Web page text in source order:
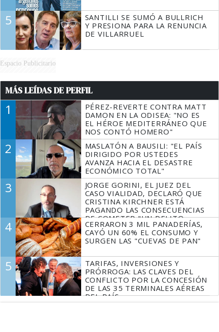
5
SANTILLI SE SUMÓ A BULLRICH
Y PRESIONA PARA LA RENUNCIA
DE VILLARRUEL
Espacio Publicitario
MÁS LEÍDAS DE PERFIL
1
PÉREZ-REVERTE CONTRA MATT
DAMON EN LA ODISEA: "NO ES
EL HÉROE MEDITERRÁNEO QUE
NOS CONTÓ HOMERO"
2
MASLATÓN A BAUSILI: "EL PAÍS
DIRIGIDO POR USTEDES
AVANZA HACIA EL DESASTRE
ECONÓMICO TOTAL"
3
JORGE GORINI, EL JUEZ DEL
CASO VIALIDAD, DECLARÓ QUE
CRISTINA KIRCHNER ESTÁ
PAGANDO LAS CONSECUENCIAS
DE COMETER "UN DELITO
COMPROBADO"
4
CERRARON 3 MIL PANADERÍAS,
CAYÓ UN 60% EL CONSUMO Y
SURGEN LAS "CUEVAS DE PAN"
5
TARIFAS, INVERSIONES Y
PRÓRROGA: LAS CLAVES DEL
CONFLICTO POR LA CONCESIÓN
DE LAS 35 TERMINALES AÉREAS
DEL PAÍS